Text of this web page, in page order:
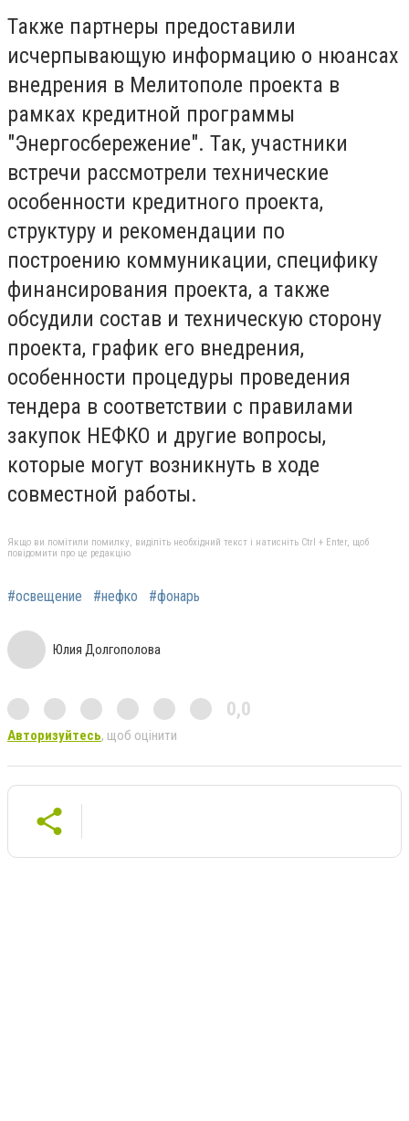
Также партнеры предоставили
исчерпывающую информацию о нюансах
внедрения в Мелитополе проекта в
рамках кредитной программы
"Энергосбережение". Так, участники
встречи рассмотрели технические
особенности кредитного проекта,
структуру и рекомендации по
построению коммуникации, специфику
финансирования проекта, а также
обсудили состав и техническую сторону
проекта, график его внедрения,
особенности процедуры проведения
тендера в соответствии с правилами
закупок НЕФКО и другие вопросы,
которые могут возникнуть в ходе
совместной работы.
Якщо ви помітили помилку, виділіть необхідний текст і натисніть Ctrl + Enter, щоб
повідомити про це редакцію
#освещение #нефко #фонарь
Юлия Долгополова
0,0
Авторизуйтесь, щоб оцінити